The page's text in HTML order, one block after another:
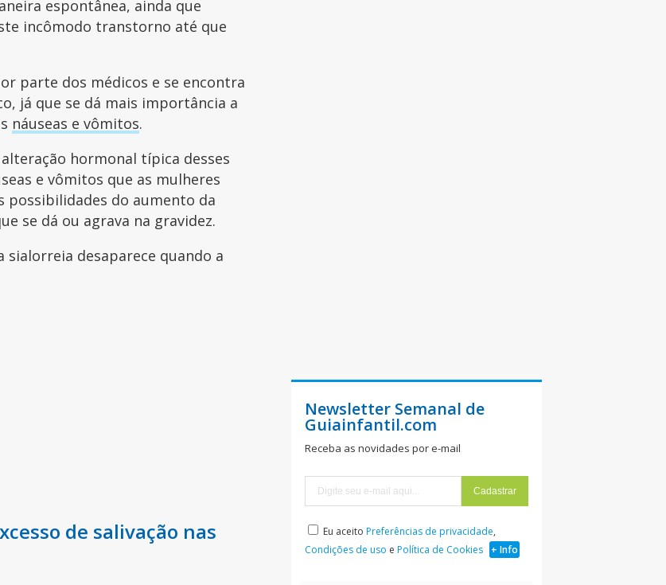
espontânea, ainda que
incômodo transtorno até que
parte dos médicos e se encontra
já que se dá mais importância a
náuseas e vômitos.
hormonal típica desses
e vômitos que as mulheres
possibilidades do aumento da
se dá ou agrava na gravidez.
desaparece quando a
de salivação nas
Newsletter Semanal de
Guiainfantil.com
Receba as novidades por e-mail
Eu aceito Preferências de privacidade,
Condições de uso e Política de Cookies + Info